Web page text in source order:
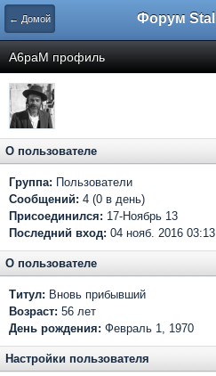
← Домой
A6paM профиль
О пользователе
Группа: Пользователи
Сообщений: 4 (0 в день)
Присоединился: 17-Ноябрь 13
Последний вход: 04 нояб. 2016 03:13
О пользователе
Титул: Вновь прибывший
Возраст: 56 лет
День рождения: Февраль 1, 1970
Настройки пользователя